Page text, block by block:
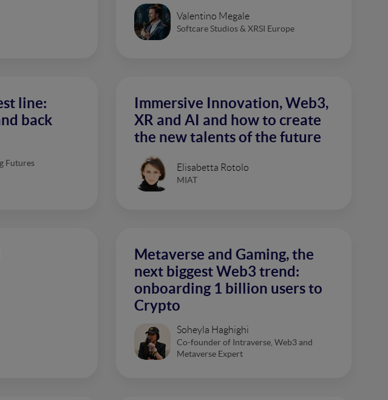
Valentino Megale
Softcare Studios & XRSI Europe
line:
back
Futures
Immersive Innovation, Web3,
XR and AI and how to create
the new talents of the future
Elisabetta Rotolo
MIAT
Metaverse and Gaming, the
next biggest Web3 trend:
onboarding 1 billion users to
Crypto
Soheyla Haghighi
Co-founder of Intraverse, Web3 and
Metaverse Expert